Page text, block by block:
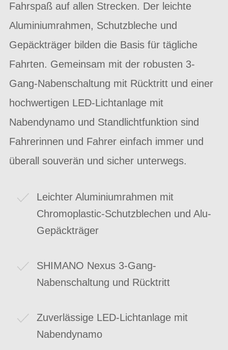
Fahrspaß auf allen Strecken. Der leichte
Aluminiumrahmen, Schutzbleche und
Gepäckträger bilden die Basis für tägliche
Fahrten. Gemeinsam mit der robusten 3-
Gang-Nabenschaltung mit Rücktritt und einer
hochwertigen LED-Lichtanlage mit
Nabendynamo und Standlichtfunktion sind
Fahrerinnen und Fahrer einfach immer und
überall souverän und sicher unterwegs.
Leichter Aluminiumrahmen mit
Chromoplastic-Schutzblechen und Alu-
Gepäckträger
SHIMANO Nexus 3-Gang-
Nabenschaltung und Rücktritt
Zuverlässige LED-Lichtanlage mit
Nabendynamo